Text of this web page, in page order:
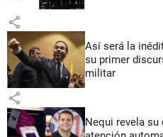
share
Así será la
su primer
militar
share
Nequi revela su